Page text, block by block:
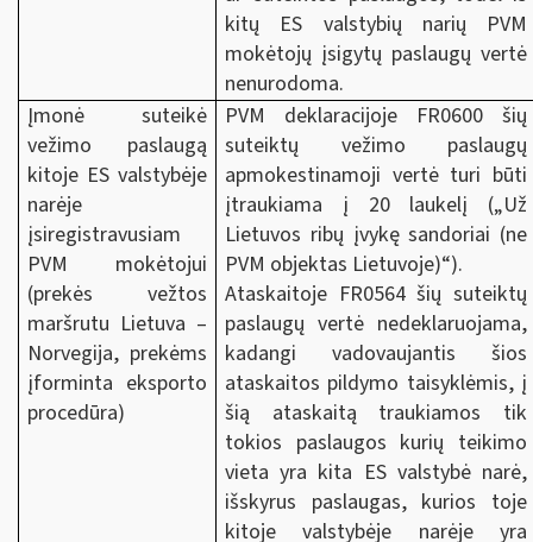
kitų ES valstybių narių PVM
mokėtojų įsigytų paslaugų vertė
nenurodoma.
Įmonė suteikė
vežimo paslaugą
kitoje ES valstybėje
narėje
įsiregistravusiam
PVM mokėtojui
(prekės vežtos
maršrutu Lietuva –
Norvegija, prekėms
įforminta eksporto
procedūra)
PVM deklaracijoje FR0600 šių
suteiktų vežimo paslaugų
apmokestinamoji vertė turi būti
įtraukiama į 20 laukelį („Už
Lietuvos ribų įvykę sandoriai (ne
PVM objektas Lietuvoje)“).
Ataskaitoje FR0564 šių suteiktų
paslaugų vertė nedeklaruojama,
kadangi vadovaujantis šios
ataskaitos pildymo taisyklėmis, į
šią ataskaitą traukiamos tik
tokios paslaugos kurių teikimo
vieta yra kita ES valstybė narė,
išskyrus paslaugas, kurios toje
kitoje valstybėje narėje yra